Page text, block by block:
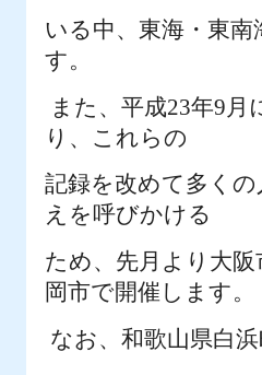
いる中、東海・東
す。
また、平成23年9 月
り、これらの
記録を改めて多く
えを呼びかける
ため、先月より大
岡市で開催します。
なお、和歌山県白